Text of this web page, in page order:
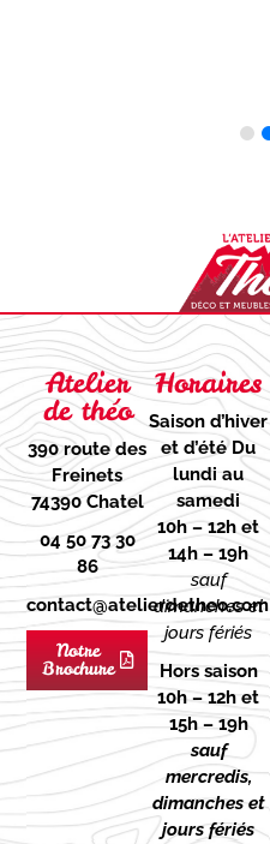
Atelier
de théo
390 route des
Freinets
74390 Chatel
04 50 73 30
86
contact@atelierdetheo.com
Notre
Brochure
Horaires
Saison d’hiver
et d’étéDu
lundi au
samedi
10h – 12h et
14h – 19h
sauf
dimanches et
jours fériés
Hors saison
10h – 12h et
15h – 19h
sauf
mercredis,
dimanches et
jours fériés